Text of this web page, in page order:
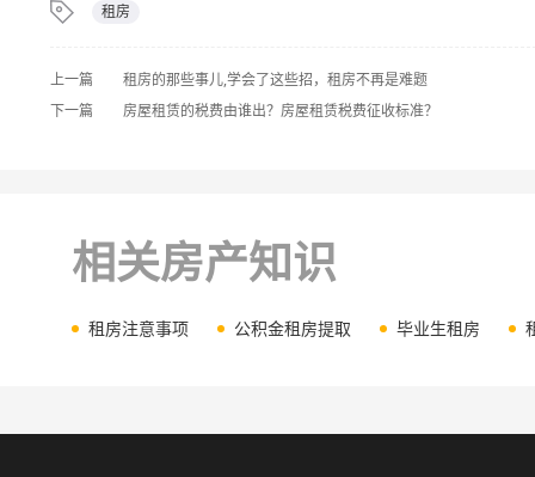
租房
上一篇
租房的那些事儿,学会了这些招，租房不再是难题
下一篇
房屋租赁的税费由谁出？房屋租赁税费征收标准？
相关房产知识
租房注意事项 公积金租房提取 毕业生租房